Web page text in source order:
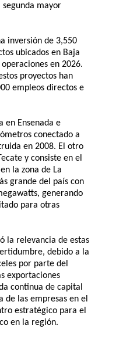
mayor
inversión de 3,550
ubicados en Baja
en 2026.
proyectos han
empleos directos e
en Ensenada e
conectado a
en 2008. El otro
y consiste en el
la zona de La
grande del país con
generando
para otras
la relevancia de estas
debido a la
por parte del
exportaciones
continua de capital
las empresas en el
estratégico para el
en la región.